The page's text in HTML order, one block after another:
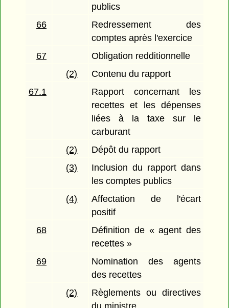
publics
66
Redressement des
comptes après l'exercice
67
Obligation redditionnelle
(2)
Contenu du rapport
67.1
Rapport concernant les
recettes et les dépenses
liées à la taxe sur le
carburant
(2)
Dépôt du rapport
(3)
Inclusion du rapport dans
les comptes publics
(4)
Affectation de l'écart
positif
68
Définition de « agent des
recettes »
69
Nomination des agents
des recettes
(2)
Règlements ou directives